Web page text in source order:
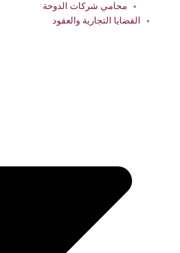
محامي شركات الدوحة
القضايا التجارية والعقود